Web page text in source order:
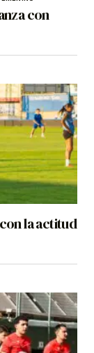
con
la actitud